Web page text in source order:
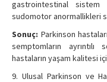
gastrointestinal sistem
sudomotor anormallikleri
Sonuç: Parkinson
semptomların
hastaların yaşam kalitesi
9. Ulusal Parkinson ve